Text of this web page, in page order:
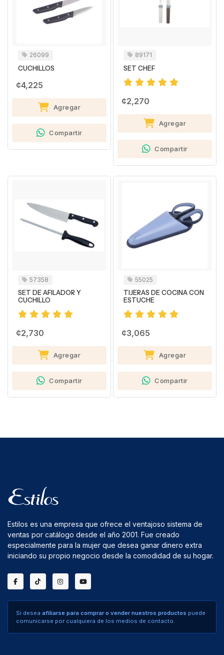
26099
CUCHILLOS
¢4,225
Agregar
Compartir
89171
SET CHEF
¢2,270
Agregar
Compartir
57358
SET DE AFILADOR Y
CUCHILLO
¢2,730
Agregar
Compartir
55025
TIJERAS DE COCINA CON
ESTUCHE
¢3,065
Agregar
Compartir
Estilos es una empresa que ofrece el ventajoso sistema de
ventas por catálogo desde el año 2001. Fue creado
especialmente para la mujer que desea ganar dinero extra
iniciando su propio negocio desde la comodidad de su hogar.
Si desea afiliarse para comprar o vender nuestros productos puede
comunicarse por cualquiera de los medios de contacto.